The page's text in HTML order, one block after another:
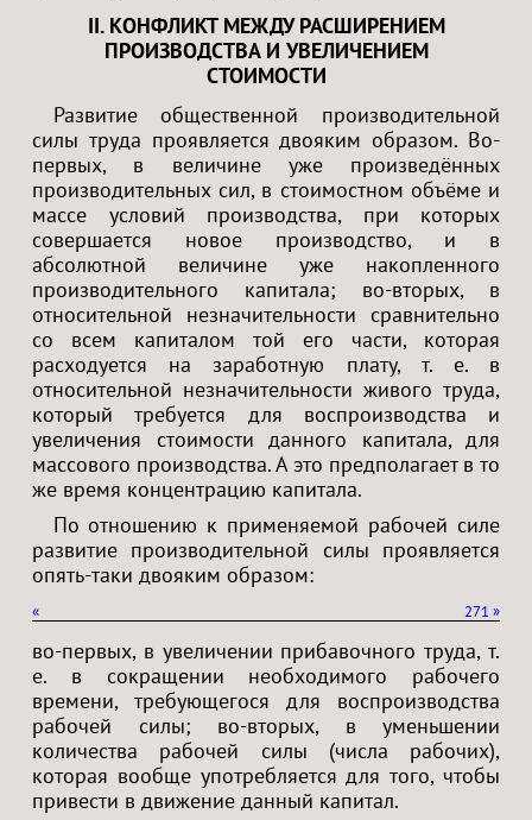
II. КОНФЛИКТ МЕЖДУ РАСШИРЕНИЕМ
ПРОИЗВОДСТВА И УВЕЛИЧЕНИЕМ
СТОИМОСТИ
Развитие общественной производительной
силы труда проявляется двояким образом. Во-
первых, в величине уже произведённых
производительных сил, в стоимостном объёме и
массе условий производства, при которых
совершается новое производство, и в
абсолютной величине уже накопленного
производительного капитала; во-вторых, в
относительной незначительности сравнительно
со всем капиталом той его части, которая
расходуется на заработную плату, т. е. в
относительной незначительности живого труда,
который требуется для воспроизводства и
увеличения стоимости данного капитала, для
массового производства. А это предполагает в то
же время концентрацию капитала.
По отношению к применяемой рабочей силе
развитие производительной силы проявляется
опять-таки двояким образом:
« »
271
во-первых, в увеличении прибавочного труда, т.
е. в сокращении необходимого рабочего
времени, требующегося для воспроизводства
рабочей силы; во-вторых, в уменьшении
количества рабочей силы (числа рабочих),
которая вообще употребляется для того, чтобы
привести в движение данный капитал.